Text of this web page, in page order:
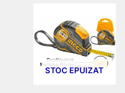
STOC EPUIZAT